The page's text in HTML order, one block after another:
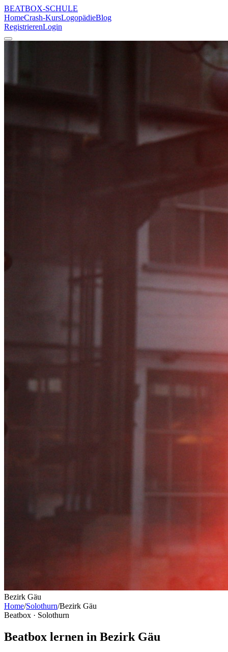
BEATBOX-SCHULE
HomeCrash-KursLogopädieBlog
RegistrierenLogin
Bezirk Gäu
Home/Solothurn/Bezirk Gäu
Beatbox · Solothurn
Beatbox lernen in Bezirk Gäu